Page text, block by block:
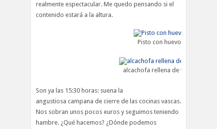
realmente espectacular. Me quedo pensando si el
contenido estará a la altura.
Pisto con huevo
alcachofa rellena de vieira
Son ya las 15:30 horas: suena la
angustiosa campana de cierre de las cocinas vascas.
Nos sobran unos pocos euros y seguimos teniendo
hambre. ¿Qué hacemos? ¿Dónde podemos